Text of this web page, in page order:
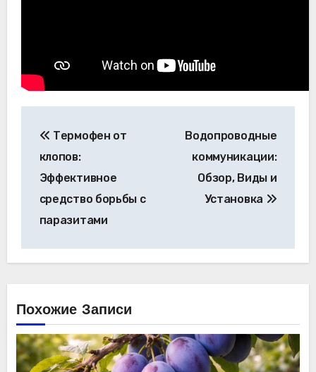
по
записям
Термофен от
клопов:
Эффективное
средство борьбы с
паразитами
Водопроводные
коммуникации:
Обзор, Виды и
Установка
Похожие Записи